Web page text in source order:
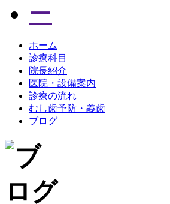
ホーム
診療科目
院長紹介
医院・設備案内
診療の流れ
むし歯予防・義歯
ブログ